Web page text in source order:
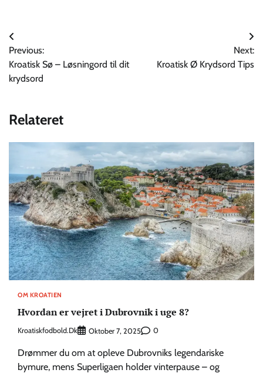
Indlægsnavigation
Previous:
Kroatisk Sø – Løsningord til dit
krydsord
Next:
Kroatisk Ø Krydsord Tips
Relateret
OM KROATIEN
Hvordan er vejret i Dubrovnik i uge 8?
Kroatiskfodbold.dk Oktober 7, 2025 0
Drømmer du om at opleve Dubrovniks legendariske
bymure, mens Superligaen holder vinterpause – og